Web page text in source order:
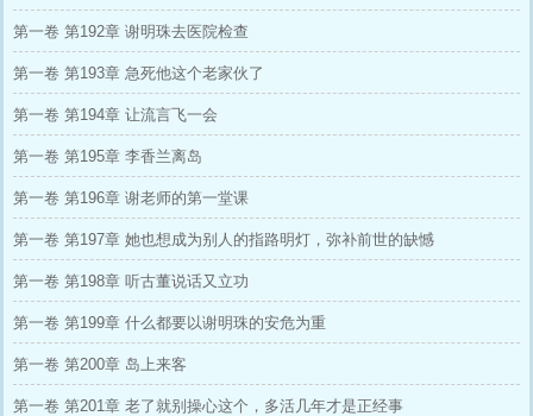
第一卷 第192章 谢明珠去医院检查
第一卷 第193章 急死他这个老家伙了
第一卷 第194章 让流言飞一会
第一卷 第195章 李香兰离岛
第一卷 第196章 谢老师的第一堂课
第一卷 第197章 她也想成为别人的指路明灯，弥补前世的缺憾
第一卷 第198章 听古董说话又立功
第一卷 第199章 什么都要以谢明珠的安危为重
第一卷 第200章 岛上来客
第一卷 第201章 老了就别操心这个，多活几年才是正经事